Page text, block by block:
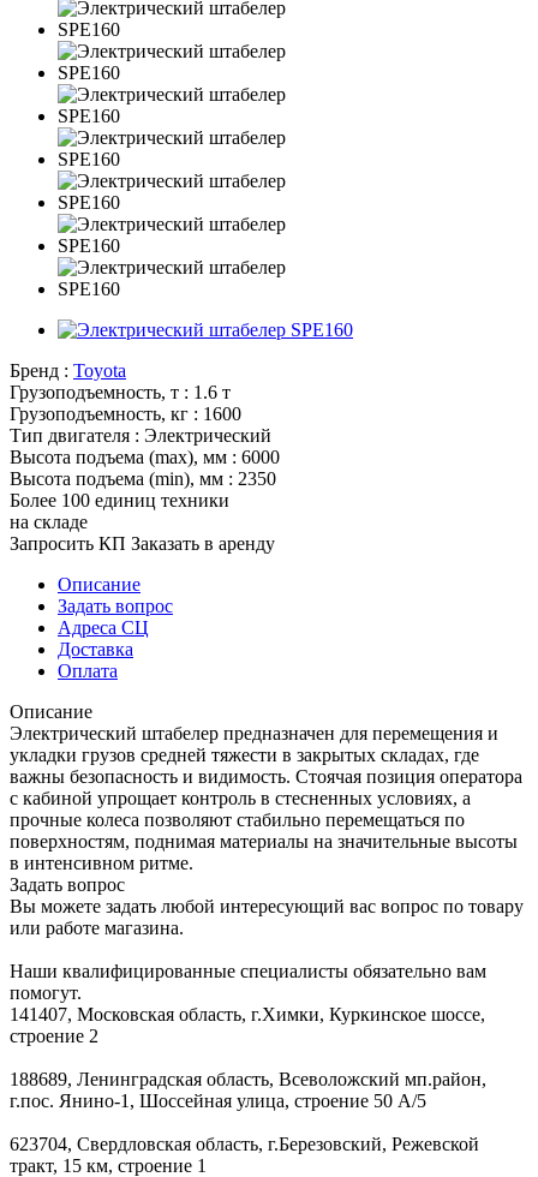
Бренд : Toyota
Грузоподъемность, т : 1.6 т
Грузоподъемность, кг : 1600
Тип двигателя : Электрический
Высота подъема (max), мм : 6000
Высота подъема (min), мм : 2350
Более 100 единиц техники
на складе
Запросить КП Заказать в аренду
Описание
Задать вопрос
Адреса СЦ
Доставка
Оплата
Описание
Электрический штабелер предназначен для перемещения и
укладки грузов средней тяжести в закрытых складах, где
важны безопасность и видимость. Стоячая позиция оператора
с кабиной упрощает контроль в стесненных условиях, а
прочные колеса позволяют стабильно перемещаться по
поверхностям, поднимая материалы на значительные высоты
в интенсивном ритме.
Задать вопрос
Вы можете задать любой интересующий вас вопрос по товару
или работе магазина.
Наши квалифицированные специалисты обязательно вам
помогут.
141407, Московская область, г.Химки, Куркинское шоссе,
строение 2
188689, Ленинградская область, Всеволожский мп.район,
г.пос. Янино-1, Шоссейная улица, строение 50 А/5
623704, Свердловская область, г.Березовский, Режевской
тракт, 15 км, строение 1